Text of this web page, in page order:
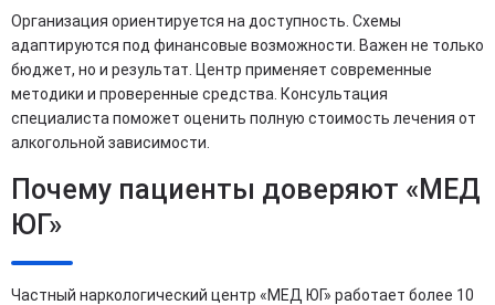
Организация ориентируется на доступность. Схемы
адаптируются под финансовые возможности. Важен не только
бюджет, но и результат. Центр применяет современные
методики и проверенные средства. Консультация
специалиста поможет оценить полную стоимость лечения от
алкогольной зависимости.
Почему пациенты доверяют «МЕД
ЮГ»
Частный наркологический центр «МЕД ЮГ» работает более 10